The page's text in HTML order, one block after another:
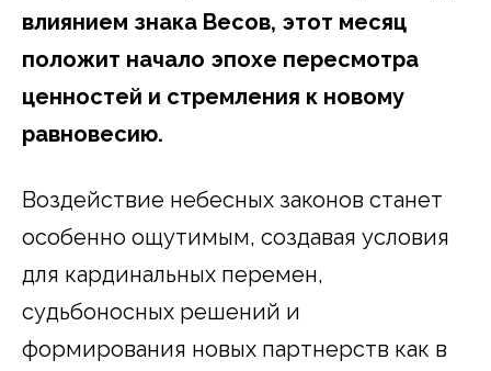
влиянием знака Весов, этот месяц
положит начало эпохе пересмотра
ценностей и стремления к новому
равновесию.
Воздействие небесных законов станет
особенно ощутимым, создавая условия
для кардинальных перемен,
судьбоносных решений и
формирования новых партнерств как в